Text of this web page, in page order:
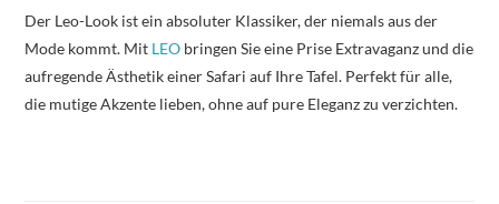
Der Leo-Look ist ein absoluter Klassiker, der niemals aus der
Mode kommt. Mit LEO bringen Sie eine Prise Extravaganz und die
aufregende Ästhetik einer Safari auf Ihre Tafel. Perfekt für alle,
die mutige Akzente lieben, ohne auf pure Eleganz zu verzichten.